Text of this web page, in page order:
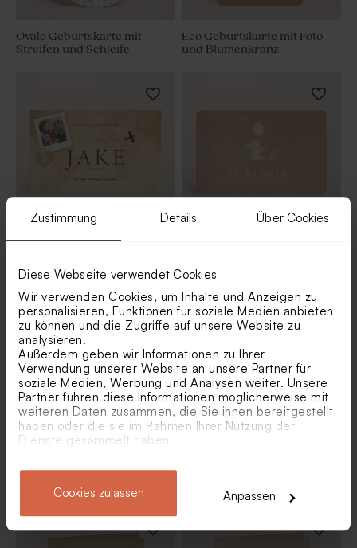
Zustimmung Details Über Cookies
Diese Webseite verwendet Cookies
Wir verwenden Cookies, um Inhalte und Anzeigen zu
personalisieren, Funktionen für soziale Medien anbieten
zu können und die Zugriffe auf unsere Website zu
analysieren.
Außerdem geben wir Informationen zu Ihrer
Verwendung unserer Website an unsere Partner für
soziale Medien, Werbung und Analysen weiter. Unsere
Partner führen diese Informationen möglicherweise mit
weiteren Daten zusammen, die Sie ihnen bereitgestellt
haben oder die sie im Rahmen Ihrer Nutzung der
Dienste gesammelt haben.
Cookies zulassen Anpassen
Ovale Geburtskarte mit
Streifen und Schleife
Eco Geburtskarte mit Foto
und Blumenkranz
'Hallo Welt' | mit Foto
Texture Optik
Geburtskarte mit Foto